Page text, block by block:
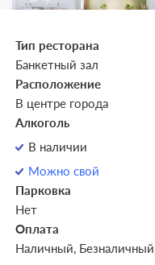
Тип ресторана
Банкетный зал
Расположение
В центре города
Алкоголь
В наличии
Можно свой
Парковка
Нет
Оплата
Наличный,